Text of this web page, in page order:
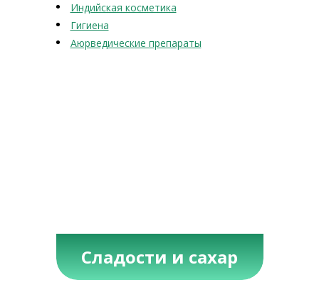
Индийская косметика
Гигиена
Аюрведические препараты
Сладости и сахар